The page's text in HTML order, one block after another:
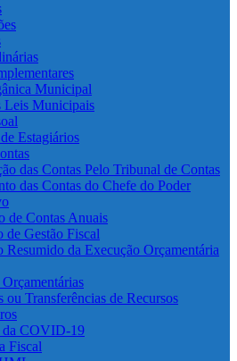
Municipal
Leis Municipais
Estagiários
das Contas Pelo Tribunal de Contas
das Contas do Chefe do Poder
de Contas Anuais
de Gestão Fiscal
Resumido da Execução Orçamentária
ou Transferências de Recursos
da COVID-19
Fiscal